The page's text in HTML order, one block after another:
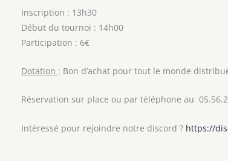
Inscription : 13h30
Début du tournoi : 14h00
Participation : 6€
Dotation : Bon d’achat pour tout le monde
Réservation sur place ou par téléphone au
Intéressé pour rejoindre notre discord ? https://